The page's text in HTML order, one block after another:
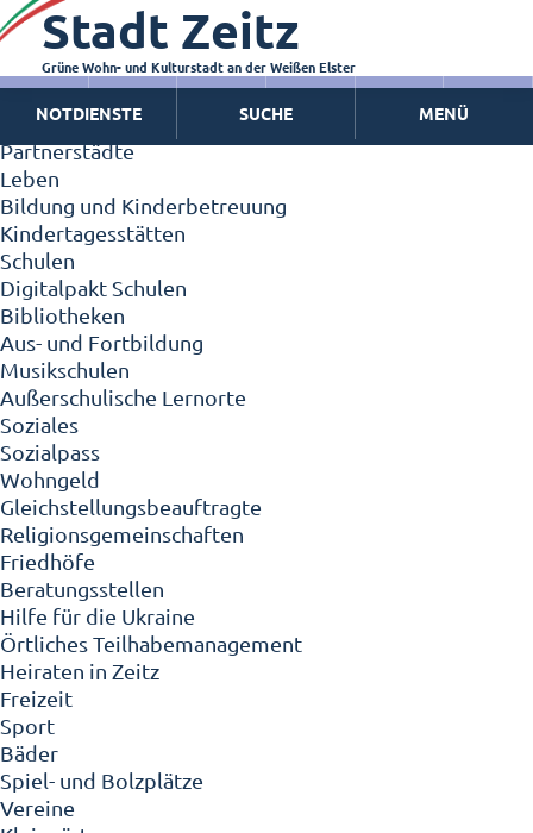
Zeitz - Die Kleinstadt
Willkommen in Zeitz!
Interview mit Oberbürgermeister Christian Thieme
Zeitz - Stadt der Zukunft
Ortschaften
Partnerstädte
Leben
Bildung und Kinderbetreuung
Kindertagesstätten
Schulen
Digitalpakt Schulen
Bibliotheken
Aus- und Fortbildung
Musikschulen
Außerschulische Lernorte
Soziales
Sozialpass
Wohngeld
Gleichstellungsbeauftragte
Religionsgemeinschaften
Friedhöfe
Beratungsstellen
Hilfe für die Ukraine
Örtliches Teilhabemanagement
Heiraten in Zeitz
Freizeit
Sport
Bäder
Spiel- und Bolzplätze
Vereine
Stadt Zeitz
Grüne Wohn- und Kulturstadt an der Weißen Elster
NOTDIENSTE SUCHE MENÜ